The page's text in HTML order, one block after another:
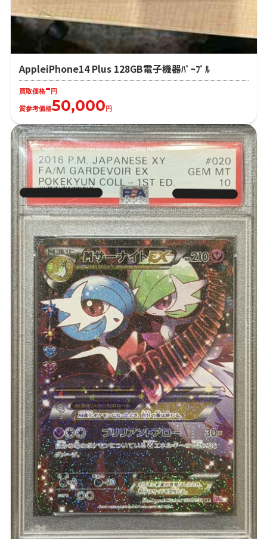
AppleiPhone14 Plus 128GB電子機器ﾊﾟｰﾌﾟﾙ
買取価格-円
質参考価格50,000円